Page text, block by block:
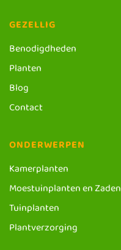
GEZELLIG
Benodigdheden
Planten
Blog
Contact
ONDERWERPEN
Kamerplanten
Moestuinplanten en Zaden
Tuinplanten
Plantverzorging